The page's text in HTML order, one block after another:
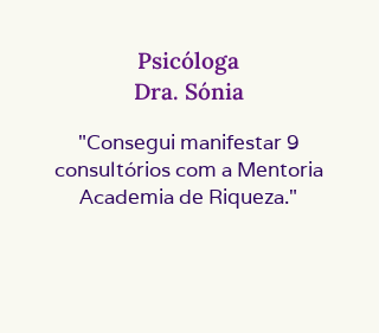
Psicóloga
Dra. Sónia
"Consegui manifestar 9
consultórios com a Mentoria
Academia de Riqueza."